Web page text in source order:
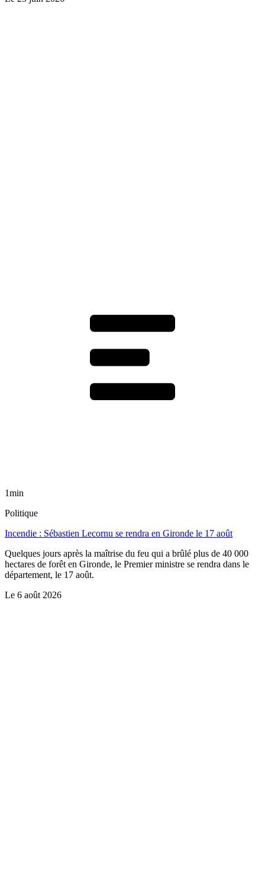
1min
Politique
Incendie : Sébastien Lecornu se rendra en Gironde le 17 août
Quelques jours après la maîtrise du feu qui a brûlé plus de 40 000
hectares de forêt en Gironde, le Premier ministre se rendra dans le
département, le 17 août.
Le 6 août 2026